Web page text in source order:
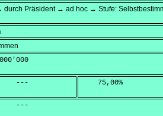
durch Präsident → ad hoc → Stufe:
---
    75,00
%
---